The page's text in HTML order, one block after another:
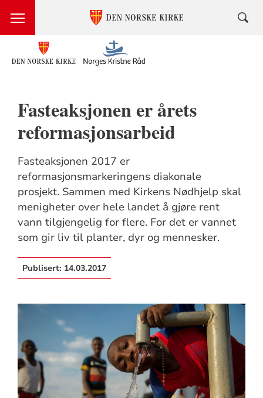
Fasteaksjonen er årets
reformasjonsarbeid
Fasteaksjonen 2017 er
reformasjonsmarkeringens diakonale
prosjekt. Sammen med Kirkens Nødhjelp skal
menigheter over hele landet å gjøre rent
vann tilgjengelig for flere. For det er vannet
som gir liv til planter, dyr og mennesker.
Publisert: 14.03.2017